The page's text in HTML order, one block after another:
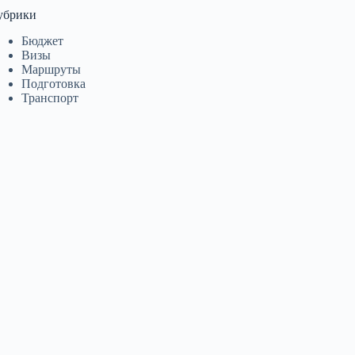
Бюджет
Визы
Маршруты
Подготовка
Транспорт